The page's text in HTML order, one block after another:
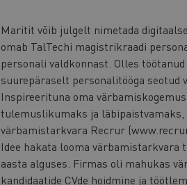
Maritit võib julgelt nimetada
omab TalTechi magistrikraadi
personali valdkonnast. Olles
suurepäraselt personalitööga seotud
Inspireerituna oma
tulemuslikumaks ja
värbamistarkvara Recrur
Idee hakata looma värbamistarkvara
aasta alguses. Firmas oli mahukas
kandidaatide CVde hoidmine ja